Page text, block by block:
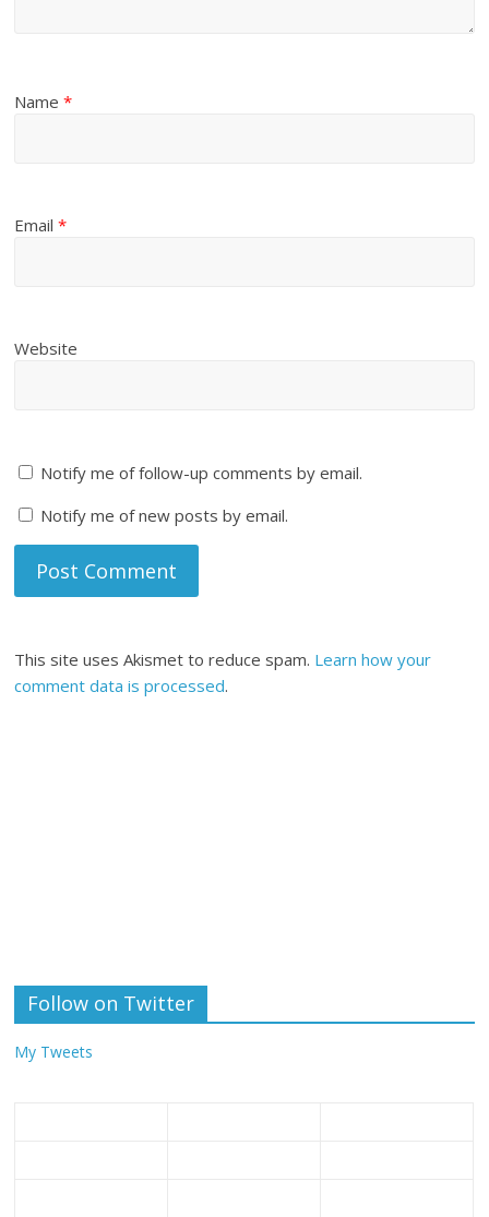
Name*
Email*
Website
Notify me of follow-up comments by email.
Notify me of new posts by email.
This site uses Akismet to reduce spam. Learn how your
comment data is processed.
Follow on Twitter
My Tweets